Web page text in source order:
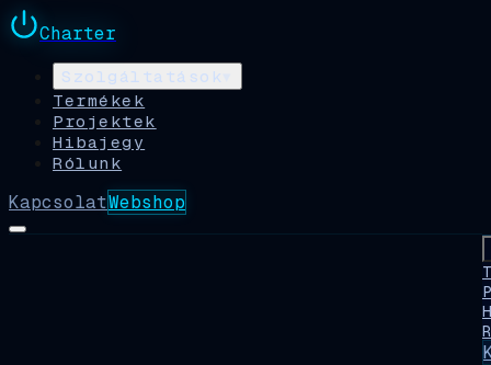
Charter
Szolgáltatások
Termékek
Projektek
Hibajegy
Rólunk
KapcsolatWebshop